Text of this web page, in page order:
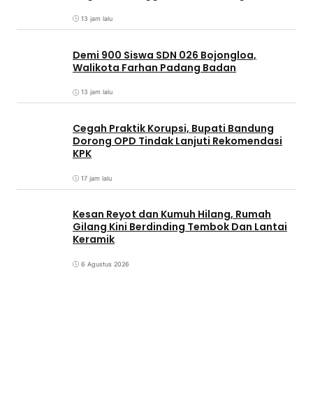
13 jam lalu
Demi 900 Siswa SDN 026 Bojongloa,
Walikota Farhan Padang Badan
13 jam lalu
Cegah Praktik Korupsi, Bupati Bandung
Dorong OPD Tindak Lanjuti Rekomendasi
KPK
17 jam lalu
Kesan Reyot dan Kumuh Hilang, Rumah
Gilang Kini Berdinding Tembok Dan Lantai
Keramik
6 Agustus 2026